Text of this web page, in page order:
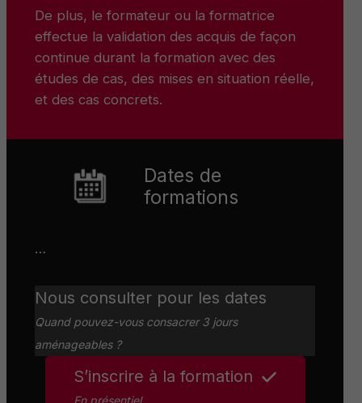
De plus, le formateur ou la formatrice
effectue la validation des acquis de façon
continue durant la formation avec des
études de cas, des mises en situation réelle,
et des cas concrets.
Dates de
formations
…
Nous consulter pour les dates
Quand pouvez-vous consacrer 3 jours
aménageables ?
S’inscrire à la formation